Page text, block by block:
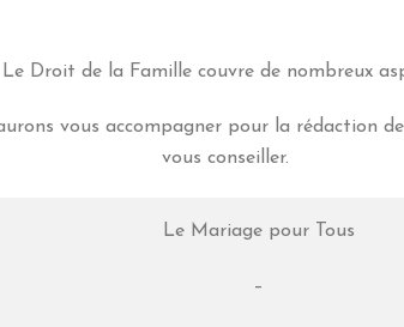
Le Droit de la Famille couvre de nombreux
vous accompagner pour la rédaction
vous conseiller.
Le Mariage pour Tous
–